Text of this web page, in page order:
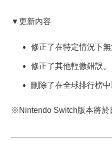
▼更新內容
修正了在特定情況下無
修正了其他輕微錯誤。
刪除了在全球排行榜
※Nintendo Switch版本將於